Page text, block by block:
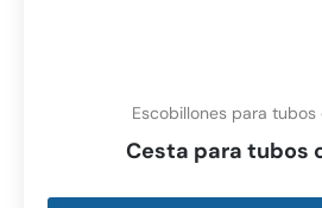
Escobillones para tubos
Cesta para tubos